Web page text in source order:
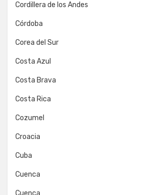
Cordillera de los Andes
Córdoba
Corea del Sur
Costa Azul
Costa Brava
Costa Rica
Cozumel
Croacia
Cuba
Cuenca
Cuenca